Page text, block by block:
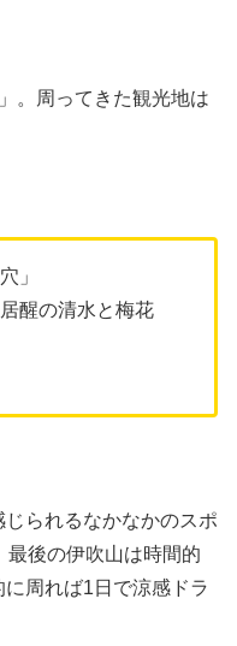
」。周ってきた観光地は
」
醒の清水と梅花
られるなかなかのスポ
最後の伊吹山は時間的
周れば1日で涼感ドラ